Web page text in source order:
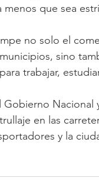
que sea
no solo el
sino
trabajar,
Nacional
en las
y la